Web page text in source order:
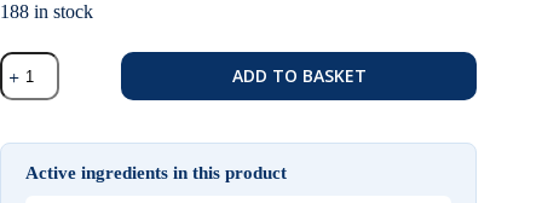
188 in stock
Oceau
Marine
Isotonic
quantity
ADD TO BASKET
Active ingredients in this product